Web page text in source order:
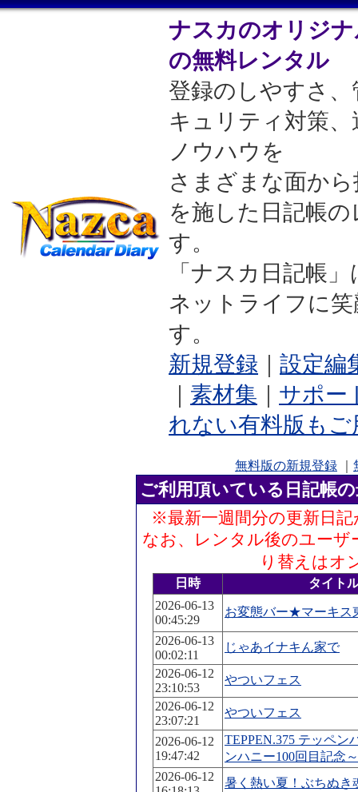
ナスカのオリジ
の無料レンタル
登録のしやすさ
キュリティ対策
ノウハウを
さまざまな面か
を施した日記帳
す。
「ナスカ日記帳
ネットライフに
す。
新規登録
設定編
素材集
サポー
れない有料版も
無料版の新規登録
ご利用頂いている日記帳
※最新一週間分の更新日
なお、レンタル後のユーザ
り替えはオ
日時
タイト
2026-06-13
00:45:29
お変態バー★マーキス
2026-06-13
00:02:11
じゃあイナキん家で
2026-06-12
23:10:53
やついフェス
2026-06-12
23:07:21
やついフェス
2026-06-12
19:47:42
TEPPEN.375 テッペン
ンハニー100回目記念～
2026-06-12
暑く熱い夏！ぶちぬき